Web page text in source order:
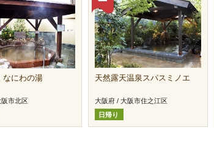
なにわの湯
市北区
天然露天温泉スパスミノエ
大阪府 / 大阪市住之江区
日帰り